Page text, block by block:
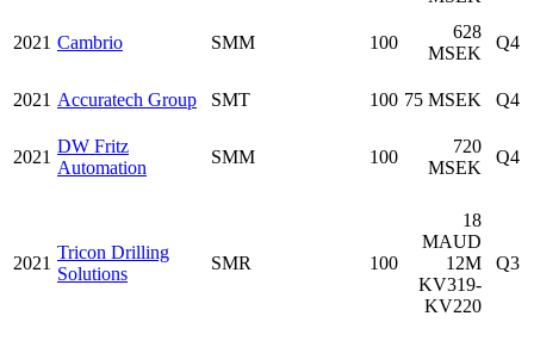
2021 Cambrio SMM 100
628
MSEK
Q4
2021 Accuratech Group SMT 100 75 MSEK Q4
2021
DW Fritz
Automation
SMM 100
720
MSEK
Q4
2021
Tricon Drilling
Solutions
SMR 100
18
MAUD
12M
KV319-
KV220
Q3